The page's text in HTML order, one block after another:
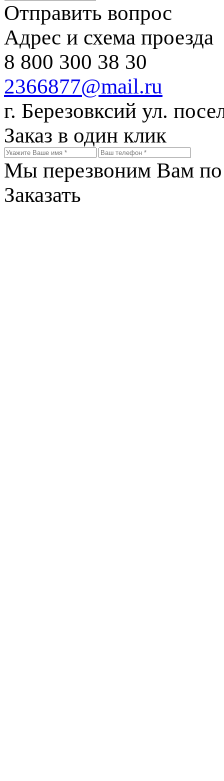
Отправить вопрос
Адрес и схема проезда
8 800 300 38 30
2366877@mail.ru
г. Березовксий ул.
Заказ в один клик
Мы перезвоним Вам по
Заказать